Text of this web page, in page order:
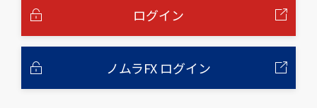
ログイン
ノムラFX ログイン